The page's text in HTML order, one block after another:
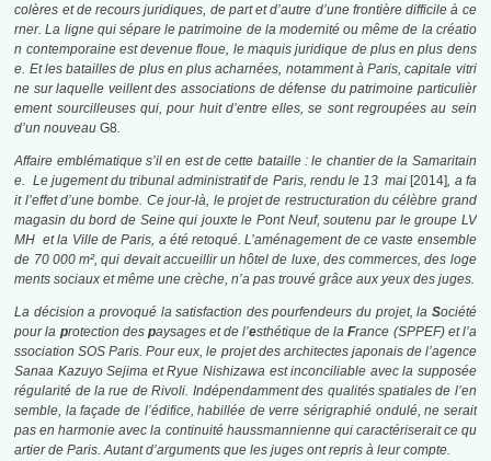
colères et de recours juridiques, de part et d’autre d’une frontière difficile à ce
rner. La ligne qui sépare le patrimoine de la modernité ou même de la créatio
n contemporaine est devenue floue, le maquis juridique de plus en plus dens
e. Et les batailles de plus en plus acharnées, notamment à Paris, capitale vitri
ne sur laquelle veillent des associations de défense du patrimoine particulièr
ement sourcilleuses qui, pour huit d’entre elles, se sont regroupées au sein
d’un nouveauG8.
Affaire emblématique s’il en est de cette bataille : le chantier de la Samaritain
e. Le jugement du tribunal administratif de Paris, rendu le 13 mai [2014], a fa
it l’effet d’une bombe. Ce jour-là, le projet de restructuration du célèbre grand
magasin du bord de Seine qui jouxte le Pont Neuf, soutenu par le groupe LV
MH et la Ville de Paris, a été retoqué. L’aménagement de ce vaste ensemble
de 70 000 m², qui devait accueillir un hôtel de luxe, des commerces, des loge
ments sociaux et même une crèche, n’a pas trouvé grâce aux yeux des juges.
La décision a provoqué la satisfaction des pourfendeurs du projet, la Société
pour la protection des paysages et de l’esthétique de laFrance (SPPEF) et l’a
ssociation SOS Paris. Pour eux, le projet des architectes japonais de l’agence
Sanaa Kazuyo Sejima et Ryue Nishizawa est inconciliable avec la supposée
régularité de la rue de Rivoli. Indépendamment des qualités spatiales de l’en
semble, la façade de l’édifice, habillée de verre sérigraphié ondulé, ne serait
pas en harmonie avec la continuité haussmannienne qui caractériserait ce qu
artier de Paris. Autant d’arguments que les juges ont repris à leur compte.